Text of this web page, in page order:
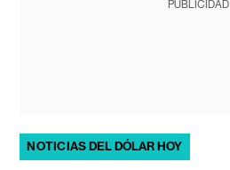
PUBLICIDAD
NOTICIAS DEL DÓLAR HOY